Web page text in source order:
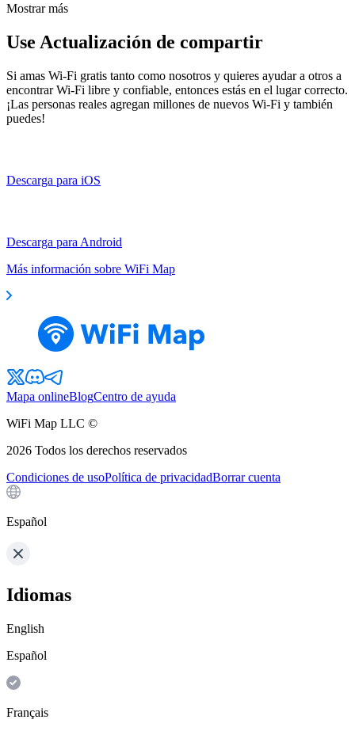
Mostrar más
Use Actualización de compartir
Si amas Wi-Fi gratis tanto como nosotros y quieres ayudar a otros a
encontrar Wi-Fi libre y confiable, entonces estás en el lugar correcto.
¡Las personas reales agregan millones de nuevos Wi-Fi y también
puedes!
Descarga para iOS
Descarga para Android
Más información sobre WiFi Map
Mapa onlineBlogCentro de ayuda
WiFi Map LLC ©
2026 Todos los derechos reservados
Condiciones de usoPolítica de privacidadBorrar cuenta
Español
Idiomas
English
Español
Français